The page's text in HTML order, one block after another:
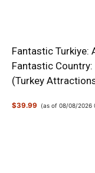
Fantastic Turkiye:
Fantastic
(Turkey
$39.99 (as of 08/08/2026